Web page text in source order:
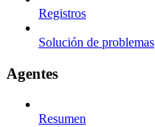
Registros
Solución de problemas
Agentes
Resumen